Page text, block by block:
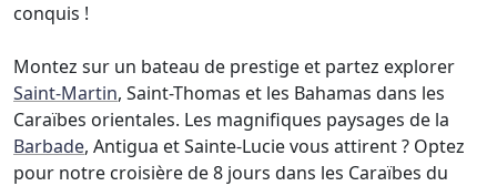
conquis !
Montez sur un bateau de prestige et partez explorer
Saint-Martin, Saint-Thomas et les Bahamas dans les
Caraïbes orientales. Les magnifiques paysages de la
Barbade, Antigua et Sainte-Lucie vous attirent ? Optez
pour notre croisière de 8 jours dans les Caraïbes du